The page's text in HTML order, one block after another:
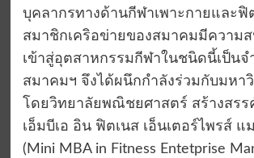
บุคลากรทางด้านกีฬาเพาะกายและฟิ
สมาชิกเคริอข่ายของสมาคมมีความ
เข้าสู่อุตสาหกรรมกีฬาในชนิดนี้เป็นจ
สมาคมฯ จึงได้ผนึกกำลังร่วมกับมหา
โดยวิทยาลัยพณิชยศาสตร์ สร้างสร
เอ็มบีเอ อิน ฟิตเนส เอ็นเตอร์ไพรส์ แ
(Mini MBA in Fitness Entetprise